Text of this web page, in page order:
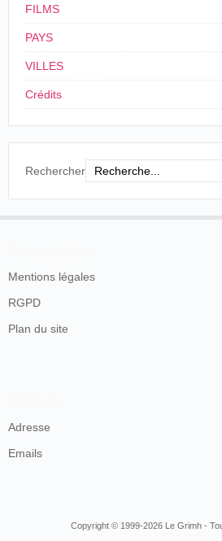
FILMS
PAYS
VILLES
Crédits
Rechercher
Mentions légales
RGPD
Plan du site
Adresse
Emails
Copyright © 1999-2026 Le Grimh -